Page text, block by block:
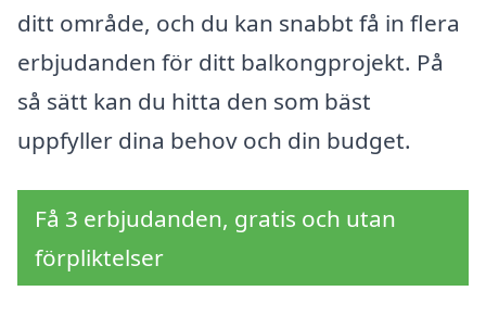
ditt område, och du kan snabbt få in flera
erbjudanden för ditt balkongprojekt. På
så sätt kan du hitta den som bäst
uppfyller dina behov och din budget.
Få 3 erbjudanden, gratis och utan
förpliktelser